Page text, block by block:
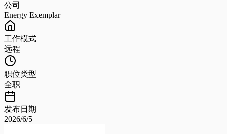
公司
Energy Exemplar
工作模式
远程
职位类型
全职
发布日期
2026/6/5